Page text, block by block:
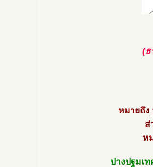
(ธ
หมายถึง
ส่
ห
ปางปฐมเ